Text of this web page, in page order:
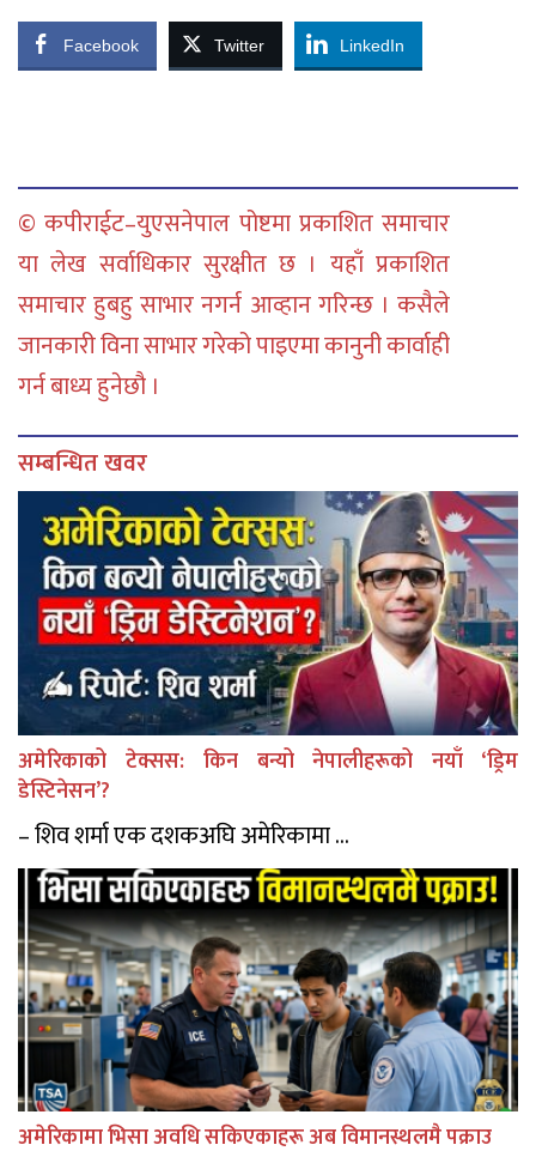
Facebook Twitter LinkedIn
© कपीराईट–युएसनेपाल पोष्टमा प्रकाशित समाचार
या लेख सर्वाधिकार सुरक्षीत छ । यहाँ प्रकाशित
समाचार हुबहु साभार नगर्न आव्हान गरिन्छ । कसैले
जानकारी विना साभार गरेको पाइएमा कानुनी कार्वाही
गर्न बाध्य हुनेछौ ।
सम्बन्धित खवर
अमेरिकाको टेक्सस: किन बन्यो नेपालीहरूको नयाँ ‘ड्रिम
डेस्टिनेसन’?
– शिव शर्मा एक दशकअघि अमेरिकामा ...
अमेरिकामा भिसा अवधि सकिएकाहरू अब विमानस्थलमै पक्राउ